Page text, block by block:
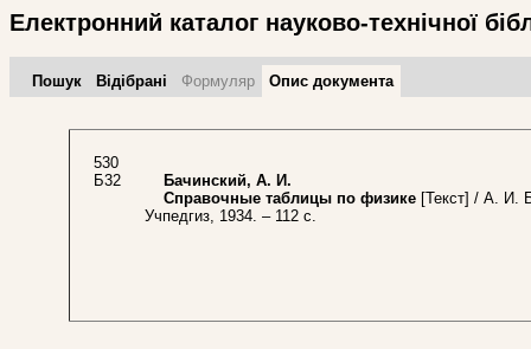
Електронний каталог науково-технічної
Пошук Відібрані Формуляр Опис документа
530
Б32
Бачинский, А. И.
Справочные таблицы по физике [Текст] / А. И.
Учпедгиз, 1934. – 112 с.